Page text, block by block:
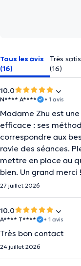
Tous les avis
(16)
Très
(16)
10.0
N**** A**** • 1 avis
Madame Zhu est
efficace : ses
correspondre aux
ravie des séances.
mettre en place au
bien. Un grand merci !
27 juillet 2026
10.0
A**** T**** • 1 avis
Très bon contact
24 juillet 2026